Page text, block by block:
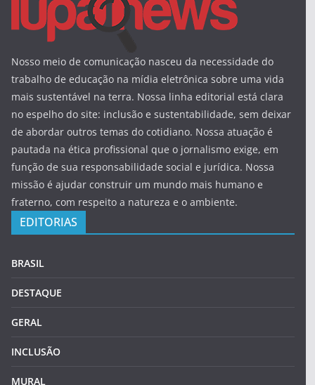
Nosso meio de comunicação nasceu da necessidade do
trabalho de educação na mídia eletrônica sobre uma vida
mais sustentável na terra. Nossa linha editorial está clara
no espelho do site: inclusão e sustentabilidade, sem deixar
de abordar outros temas do cotidiano. Nossa atuação é
pautada na ética profissional que o jornalismo exige, em
função de sua responsabilidade social e jurídica. Nossa
missão é ajudar construir um mundo mais humano e
fraterno, com respeito a natureza e o ambiente.
EDITORIAS
BRASIL
DESTAQUE
GERAL
INCLUSÃO
MURAL